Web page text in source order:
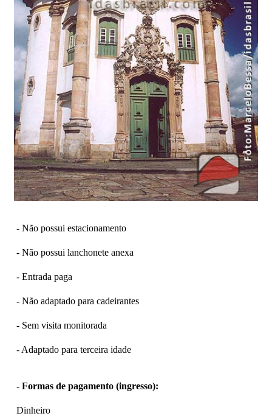
- Não possui estacionamento
- Não possui lanchonete anexa
- Entrada paga
- Não adaptado para cadeirantes
- Sem visita monitorada
- Adaptado para terceira idade
- Formas de pagamento (ingresso):
Dinheiro